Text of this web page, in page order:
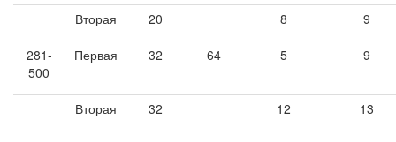
Вторая 20 8 9
281-
500
Первая 32 64 5 9
Вторая 32 12 13